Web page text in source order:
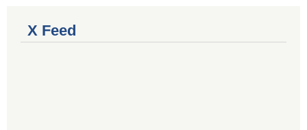
X Feed